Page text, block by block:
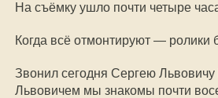
На съёмку ушло почти четыре
Когда всё отмонтируют — ролики
Звонил сегодня Сергею
Львовичем мы знакомы почти